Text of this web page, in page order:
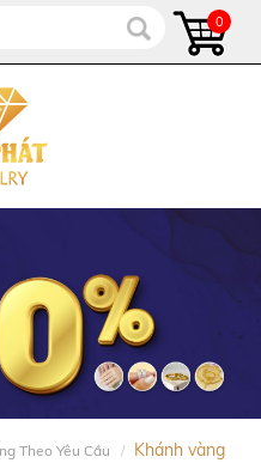
0
Theo Yêu Cầu
Khánh vàng